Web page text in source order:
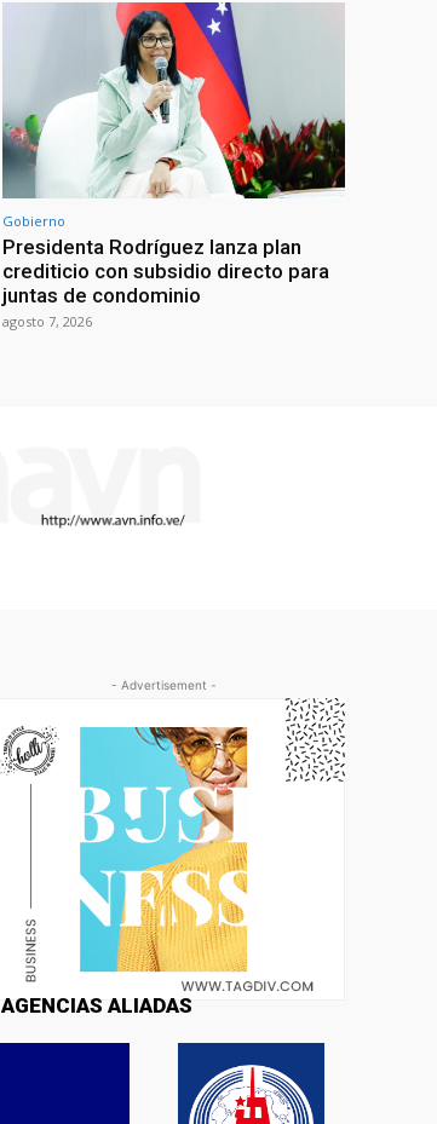
Gobierno
Presidenta Rodríguez lanza plan
crediticio con subsidio directo para
juntas de condominio
agosto 7, 2026
- Advertisement -
AGENCIAS ALIADAS